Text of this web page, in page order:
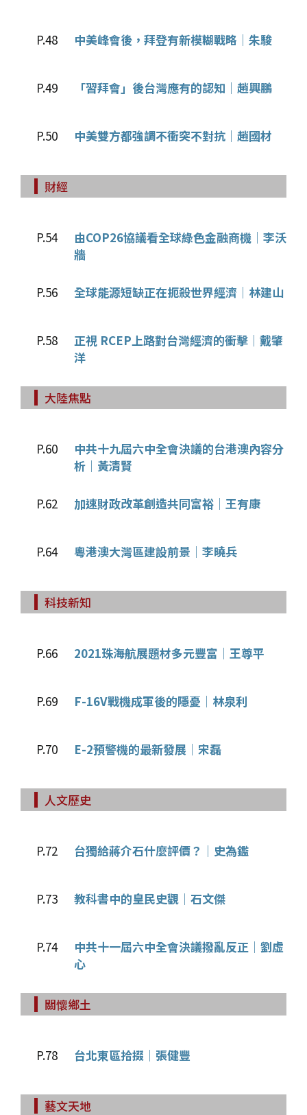
P.48 中美峰會後，拜登有新模糊戰略│朱駿
P.49 「習拜會」後台灣應有的認知│趙興鵬
P.50 中美雙方都強調不衝突不對抗│趙國材
財經
P.54
由COP26協議看全球綠色金融商機│李沃
牆
P.56 全球能源短缺正在扼殺世界經濟│林建山
P.58
正視 RCEP上路對台灣經濟的衝擊│戴肇
洋
大陸焦點
P.60
中共十九屆六中全會決議的台港澳內容分
析│黃清賢
P.62 加速財政改革創造共同富裕│王有康
P.64 粵港澳大灣區建設前景│李曉兵
科技新知
P.66 2021珠海航展題材多元豐富│王尊平
P.69 F-16V戰機成軍後的隱憂│林泉利
P.70 E-2預警機的最新發展│宋磊
人文歷史
P.72 台獨給蔣介石什麼評價？│史為鑑
P.73 教科書中的皇民史觀│石文傑
P.74
中共十一屆六中全會決議撥亂反正│劉虛
心
關懷鄉土
P.78 台北東區拾掇│張健豐
藝文天地